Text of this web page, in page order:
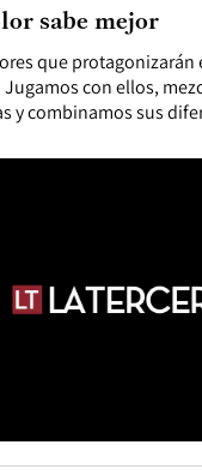
que protagonizarán
con ellos,
y combinamos sus
sabe mejor